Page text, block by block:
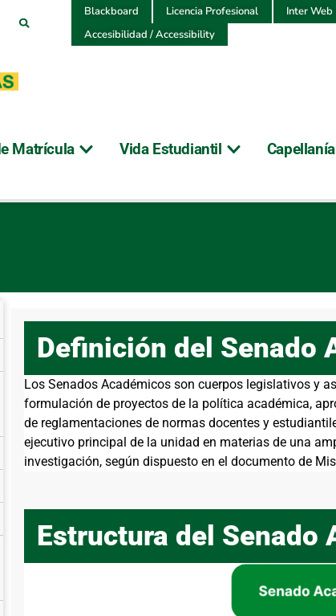
Blackboard Licencia Profesional Inter Web
Accesibilidad / Accessibility
Matrícula Vida Estudiantil Capellanía
Definición del Senado
Los Senados Académicos son cuerpos legislativos y
formulación de proyectos de la política académica,
de reglamentaciones de normas docentes y
ejecutivo principal de la unidad en materias de una
investigación, según dispuesto en el documento de
Estructura del Senado